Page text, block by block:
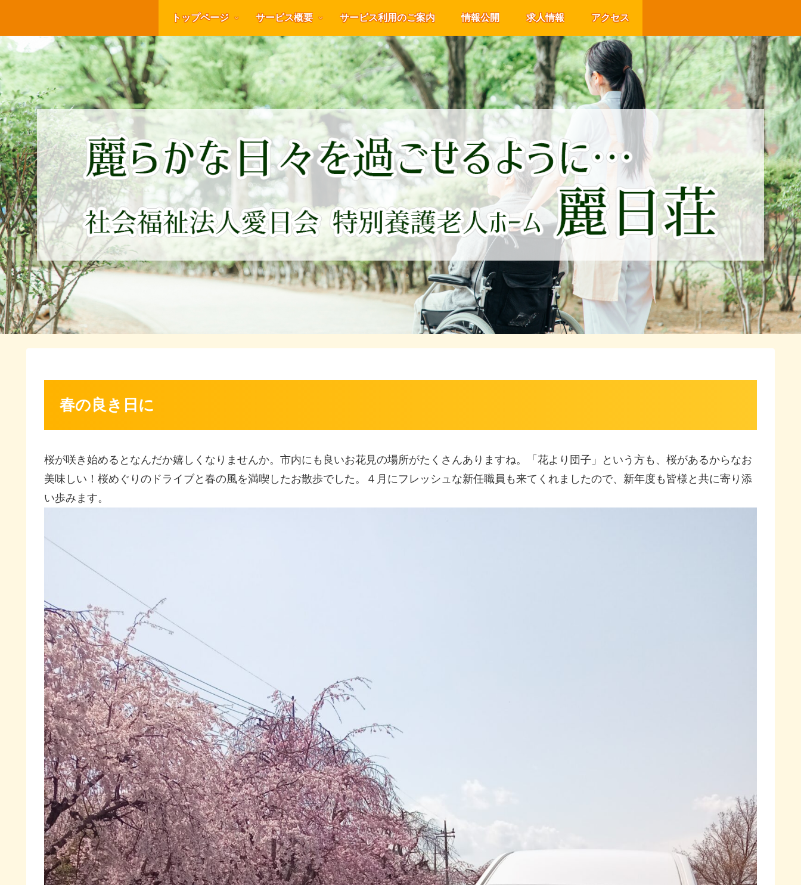
トップページ サービス概要 サービス利用のご案内 情報公開 求人情報 アクセス
春の良き日に
桜が咲き始めるとなんだか嬉しくなりませんか。市内にも良いお花見の場所がたくさんありますね。「花より団子」という方も、桜があるからなお
美味しい！桜めぐりのドライブと春の風を満喫したお散歩でした。４月にフレッシュな新任職員も来てくれましたので、新年度も皆様と共に寄り添
い歩みます。